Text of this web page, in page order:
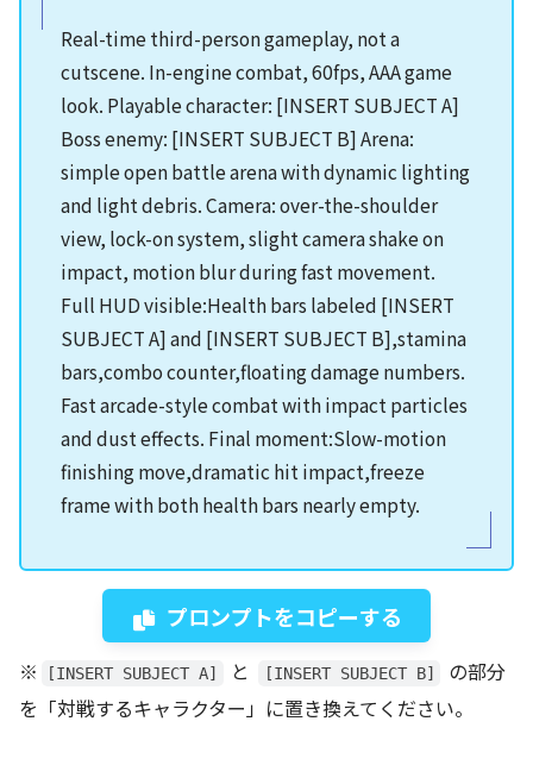
Real-time third-person gameplay, not a
cutscene. In-engine combat, 60fps, AAA game
look. Playable character: [INSERT SUBJECT A]
Boss enemy: [INSERT SUBJECT B] Arena:
simple open battle arena with dynamic lighting
and light debris. Camera: over-the-shoulder
view, lock-on system, slight camera shake on
impact, motion blur during fast movement.
Full HUD visible:Health bars labeled [INSERT
SUBJECT A] and [INSERT SUBJECT B],stamina
bars,combo counter,floating damage numbers.
Fast arcade-style combat with impact particles
and dust effects. Final moment:Slow-motion
finishing move,dramatic hit impact,freeze
frame with both health bars nearly empty.
プロンプトをコピーする
※ [INSERT SUBJECT A] と [INSERT SUBJECT B]
の部分
を「対戦するキャラクター」に置き換えてください。